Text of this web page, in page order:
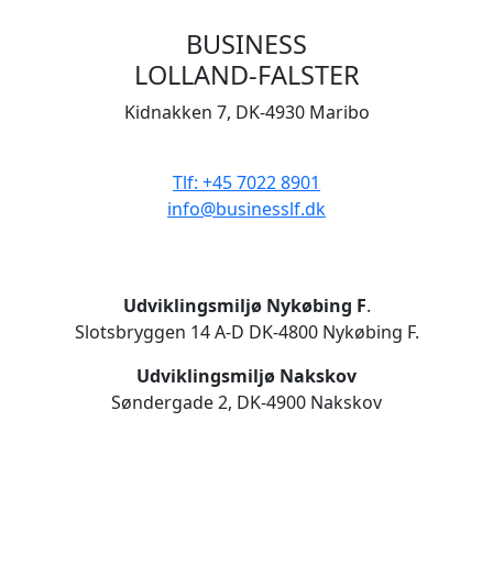
BUSINESS
LOLLAND-FALSTER
Kidnakken 7, DK-4930 Maribo
Tlf: +45 7022 8901
info@businesslf.dk
Udviklingsmiljø Nykøbing F.
Slotsbryggen 14 A-D DK-4800 Nykøbing F.
Udviklingsmiljø Nakskov
Søndergade 2, DK-4900 Nakskov